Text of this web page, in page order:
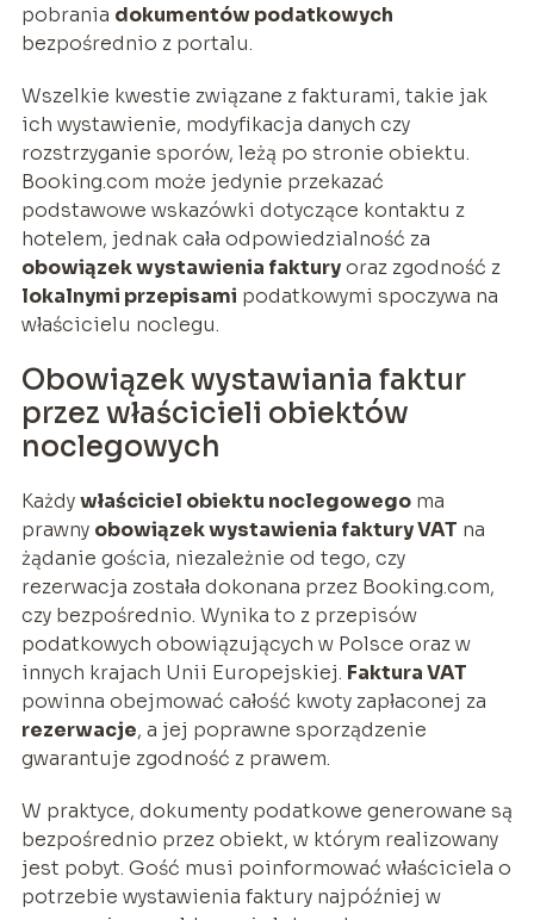
pobrania dokumentów podatkowych
bezpośrednio z portalu.
Wszelkie kwestie związane z fakturami, takie jak
ich wystawienie, modyfikacja danych czy
rozstrzyganie sporów, leżą po stronie obiektu.
Booking.com może jedynie przekazać
podstawowe wskazówki dotyczące kontaktu z
hotelem, jednak cała odpowiedzialność za
obowiązek wystawienia fakturyoraz zgodność z
lokalnymi przepisami podatkowymi spoczywa na
właścicielu noclegu.
Obowiązek wystawiania faktur
przez właścicieli obiektów
noclegowych
Każdywłaściciel obiektu noclegowegoma
prawny obowiązek wystawienia faktury VAT na
żądanie gościa, niezależnie od tego, czy
rezerwacja została dokonana przez Booking.com,
czy bezpośrednio. Wynika to z przepisów
podatkowych obowiązujących w Polsce oraz w
innych krajach Unii Europejskiej. Faktura VAT
powinna obejmować całość kwoty zapłaconej za
rezerwacje, a jej poprawne sporządzenie
gwarantuje zgodność z prawem.
W praktyce, dokumenty podatkowe generowane są
bezpośrednio przez obiekt, w którym realizowany
jest pobyt. Gość musi poinformować właściciela o
potrzebie wystawienia faktury najpóźniej w